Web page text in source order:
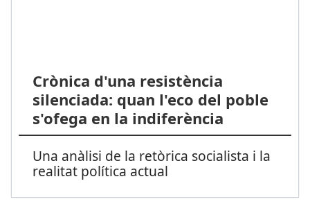
Crònica d'una resistència
silenciada: quan l'eco del poble
s'ofega en la indiferència
Una anàlisi de la retòrica socialista i la
realitat política actual